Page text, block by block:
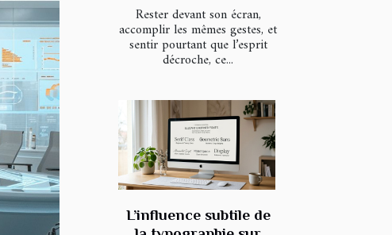
Rester devant son écran,
accomplir les mêmes gestes, et
sentir pourtant que l’esprit
décroche, ce...
L’influence subtile de